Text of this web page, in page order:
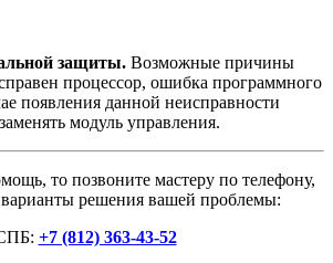
защиты. Возможные причины
процессор, ошибка программного
появления данной неисправности
модуль управления.
то позвоните мастеру по телефону,
решения вашей проблемы:
+7 (812) 363-43-52